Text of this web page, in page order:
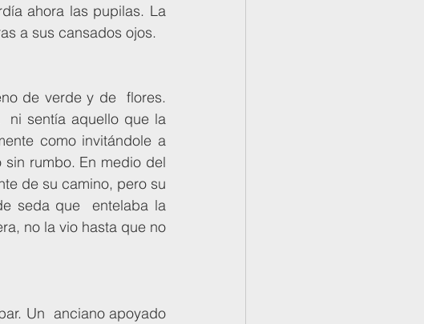
ahora las pupilas. La
a sus cansados ojos.
ni sentía aquello que la
como invitándole a
rumbo. En medio del
de su camino, pero su
seda que  entelaba la
no la vio hasta que no